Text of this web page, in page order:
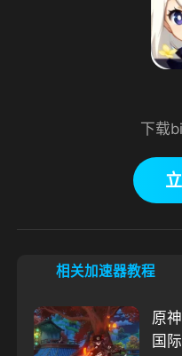
下载
相关加速器教程
原
国